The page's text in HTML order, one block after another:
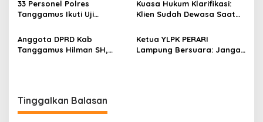
s
Putra Masuk Tahap
Perkembangan
Isu Pergantian Sekda dan
33 Personel Polres
Tanggamus Ikuti Uji
Pengajuan Pinjam Pakai
Senpi
Kuasa Hukum Klarifikasi:
Klien Sudah Dewasa Saat
Anggota DPRD Kab
Tanggamus Hilman SH,
Ketua YLPK PERARI
Lampung Bersuara: Jangan
Tinggalkan Balasan